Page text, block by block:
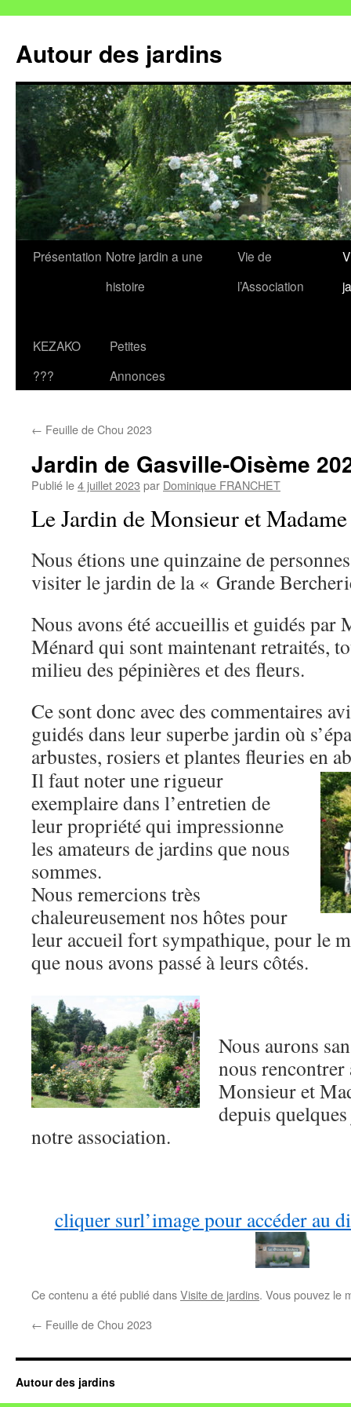
Autour des jardins
Aller
Présentation Notre jardin a une
histoire
Vie de
l’Association
KEZAKO
???
Petites
Annonces
← Feuille de Chou 2023
Jardin de Gasville-Oisème
Publié le4 juillet 2023 par Dominique FRANCHET
Le Jardin de Monsieur et
Nous étions une quinzaine de
visiter le jardin de la « Grande
Nous avons été accueillis et guidés par
Ménard qui sont maintenant retraités,
milieu des pépinières et des fleurs.
Ce sont donc avec des commentaires
guidés dans leur superbe jardin où
arbustes, rosiers et plantes fleuries en
Il faut noter une rigueur
exemplaire dans l’entretien de
leur propriété qui impressionne
les amateurs de jardins que nous
sommes.
Nous remercions très
chaleureusement nos hôtes pour
leur accueil fort sympathique, pour le
que nous avons passé à leurs côtés.
Nous aurons
nous rencontrer
Monsieur et
depuis
notre association.
cliquer surl’image pour accéder au
Ce contenu a été publié dansVisite de jardins. Vous pouvez le
← Feuille de Chou 2023
Autour des jardins